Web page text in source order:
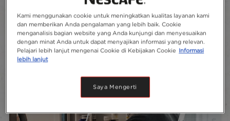
Kami menggunakan cookie untuk meningkatkan kualitas layanan kami
dan memberikan Anda pengalaman yang lebih baik. Cookie
menganalisis bagian website yang Anda kunjungi dan menyesuaikan
dengan minat Anda untuk dapat menyajikan informasi yang relevan.
Pelajari lebih lanjut mengenai Cookie di Kebijakan Cookie Informasi
lebih lanjut
Saya Mengerti